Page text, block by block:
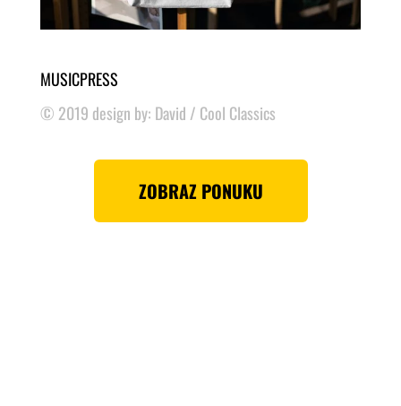
MUSICPRESS
© 2019 design by: David / Cool Classics
ZOBRAZ PONUKU